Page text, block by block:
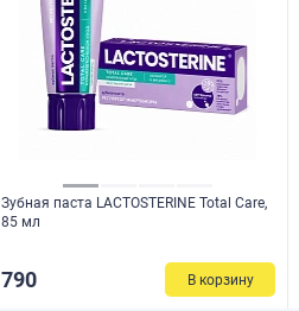
Зубная паста LACTOSTERINE Total Care,
85 мл
790 В корзину